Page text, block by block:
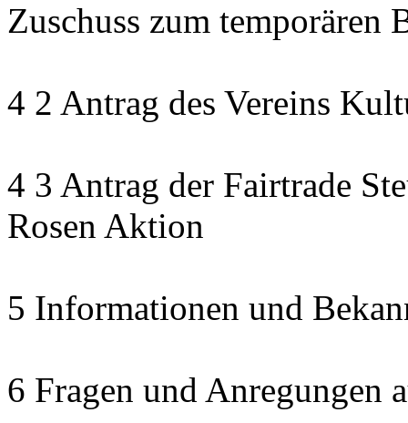
Zuschuss zum temporären
4 2 Antrag des Vereins
4 3 Antrag der Fairtrade
Rosen Aktion
5 Informationen und
6 Fragen und Anregungen